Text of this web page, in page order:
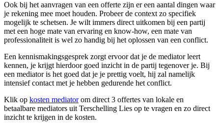
Ook bij het aanvragen van een offerte zijn er een aantal dingen waar
je rekening mee moet houden. Probeer de context zo specifiek
mogelijk te schetsen. Je wilt immers direct uitkomen bij een partij
met een hoge mate van ervaring en know-how, een mate van
professionaliteit is wel zo handig bij het oplossen van een conflict.
Een kennismakingsgesprek zorgt ervoor dat je de mediator leert
kennen, je krijgt hierdoor goed inzicht in de partij tegenover je. Bij
een mediator is het goed dat je je prettig voelt, hij zal namelijk
intensief contact met je hebben gedurende het conflict.
Klik op kosten mediatorom direct 3 offertes van lokale en
betaalbare mediators uit Terschelling Lies op te vragen en zo direct
inzicht te krijgen in de kosten.